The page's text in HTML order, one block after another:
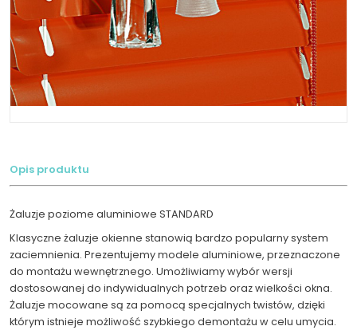
Opis produktu
Żaluzje poziome aluminiowe STANDARD
Klasyczne żaluzje okienne stanowią bardzo popularny system
zaciemnienia. Prezentujemy modele aluminiowe, przeznaczone
do montażu wewnętrznego. Umożliwiamy wybór wersji
dostosowanej do indywidualnych potrzeb oraz wielkości okna.
Żaluzje mocowane są za pomocą specjalnych twistów, dzięki
którym istnieje możliwość szybkiego demontażu w celu umycia.